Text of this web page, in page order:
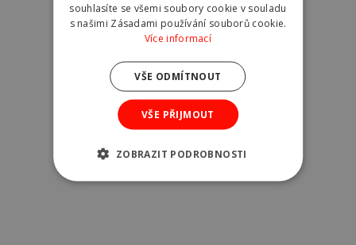
Frakce kameniva
souhlasíte se všemi soubory cookie v souladu
s našimi Zásadami používání souborů cookie.
Více informací
VŠE PŘIJMOUT
VŠE ODMÍTNOUT
ZOBRAZIT PODROBNOSTI